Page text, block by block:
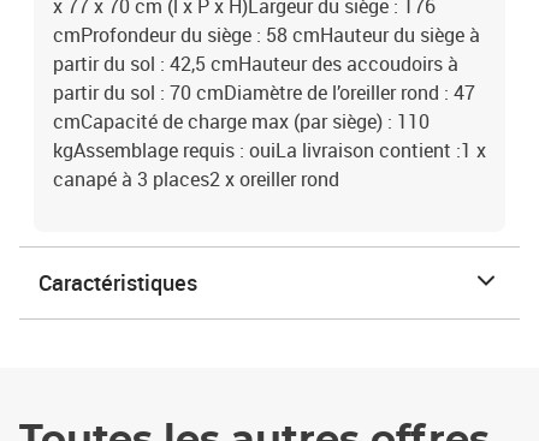
x 77 x 70 cm (l x P x H)Largeur du siège : 176
cmProfondeur du siège : 58 cmHauteur du siège à
partir du sol : 42,5 cmHauteur des accoudoirs à
partir du sol : 70 cmDiamètre de l’oreiller rond : 47
cmCapacité de charge max (par siège) : 110
kgAssemblage requis : ouiLa livraison contient :1 x
canapé à 3 places2 x oreiller rond
Caractéristiques